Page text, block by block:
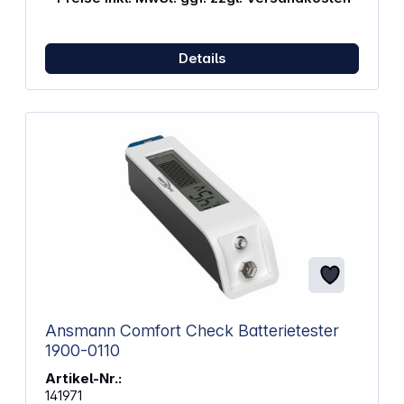
Details
Ansmann Comfort Check Batterietester
1900-0110
Artikel-Nr.:
141971